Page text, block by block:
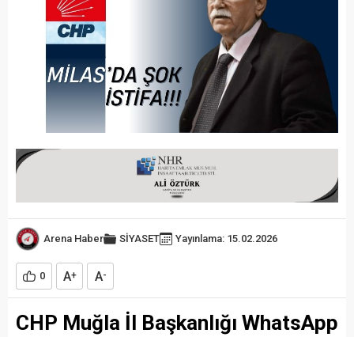
Arena Haber SİYASET Yayınlama: 15.02.2026
0 A+ A-
CHP Muğla İl Başkanlığı WhatsApp